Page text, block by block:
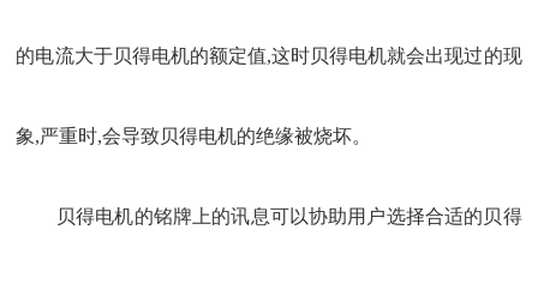
的电流大于贝得电机的额定值,这时贝得电机就会出现过的现
象,严重时,会导致贝得电机的绝缘被烧坏。
贝得电机的铭牌上的讯息可以协助用户选择合适的贝得